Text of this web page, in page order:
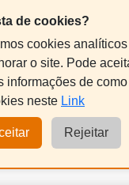
de cookies?
cookies
o site. Pode
informações de
neste Link
Rejeitar